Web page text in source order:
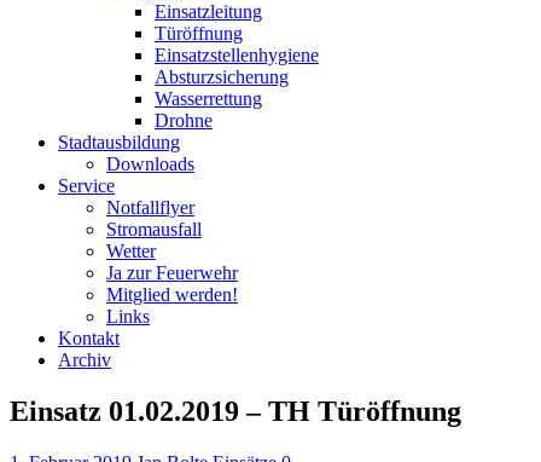
Einsatzleitung
Türöffnung
Einsatzstellenhygiene
Absturzsicherung
Wasserrettung
Drohne
Stadtausbildung
Downloads
Service
Notfallflyer
Stromausfall
Wetter
Ja zur Feuerwehr
Mitglied werden!
Links
Kontakt
Archiv
Einsatz 01.02.2019 – TH Türöffnung